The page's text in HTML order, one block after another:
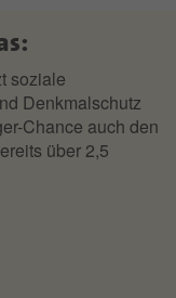
soziale
Denkmalschutz
Chance auch den
über 2,5